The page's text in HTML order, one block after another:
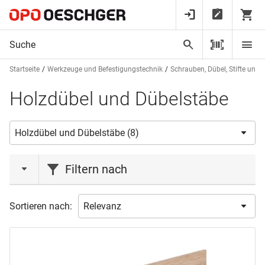
Startseite Werkzeuge und Befestigungstechnik Schrauben, Dübel, Stifte und
Holzdübel und Dübelstäbe
Filtern nach
LAMIFIX (1)
Sortieren nach: